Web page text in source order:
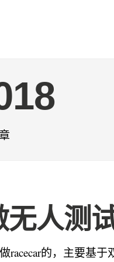
无人测
racecar的，主要基